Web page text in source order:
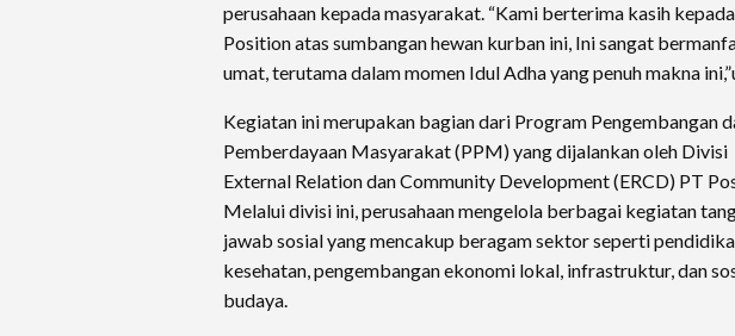
perusahaan kepada masyarakat. “Kami berterima kasih
Position atas sumbangan hewan kurban ini, Ini sangat
umat, terutama dalam momen Idul Adha yang penuh makna
Kegiatan ini merupakan bagian dari Program Pengembangan
Pemberdayaan Masyarakat (PPM) yang dijalankan oleh Divisi
External Relation dan Community Development (ERCD) PT
Melalui divisi ini, perusahaan mengelola berbagai kegiatan
jawab sosial yang mencakup beragam sektor seperti
kesehatan, pengembangan ekonomi lokal, infrastruktur, dan
budaya.